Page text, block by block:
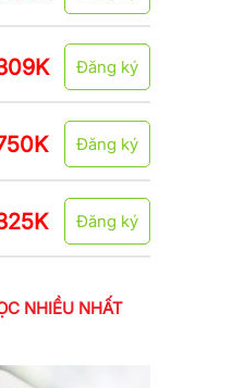
Đăng ký
Đăng ký
Đăng ký
NHIỀU NHẤT